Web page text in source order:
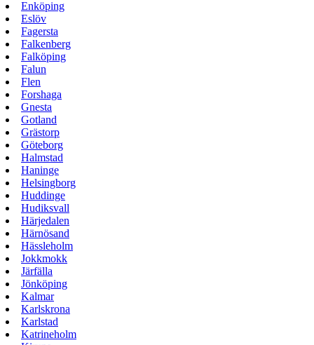
Enköping
Eslöv
Fagersta
Falkenberg
Falköping
Falun
Flen
Forshaga
Gnesta
Gotland
Grästorp
Göteborg
Halmstad
Haninge
Helsingborg
Huddinge
Hudiksvall
Härjedalen
Härnösand
Hässleholm
Jokkmokk
Järfälla
Jönköping
Kalmar
Karlskrona
Karlstad
Katrineholm